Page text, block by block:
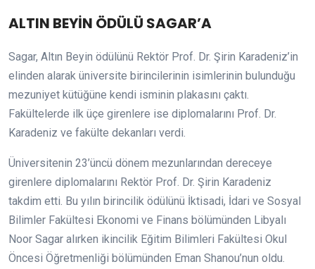
ALTIN BEYİN ÖDÜLÜ SAGAR’A
Sagar, Altın Beyin ödülünü Rektör Prof. Dr. Şirin Karadeniz’in
elinden alarak üniversite birincilerinin isimlerinin bulunduğu
mezuniyet kütüğüne kendi isminin plakasını çaktı.
Fakültelerde ilk üçe girenlere ise diplomalarını Prof. Dr.
Karadeniz ve fakülte dekanları verdi.
Üniversitenin 23’üncü dönem mezunlarından dereceye
girenlere diplomalarını Rektör Prof. Dr. Şirin Karadeniz
takdim etti. Bu yılın birincilik ödülünü İktisadi, İdari ve Sosyal
Bilimler Fakültesi Ekonomi ve Finans bölümünden Libyalı
Noor Sagar alırken ikincilik Eğitim Bilimleri Fakültesi Okul
Öncesi Öğretmenliği bölümünden Eman Shanou’nun oldu.